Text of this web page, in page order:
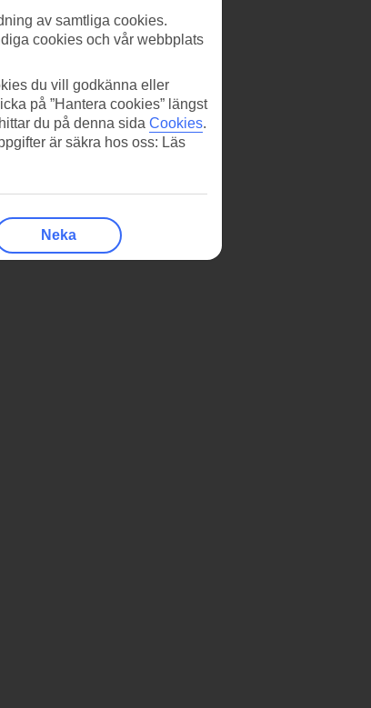
av samtliga cookies.
cookies och vår webbplats
du vill godkänna eller
på ”Hantera cookies” längst
du på denna sida Cookies.
är säkra hos oss: Läs
Neka